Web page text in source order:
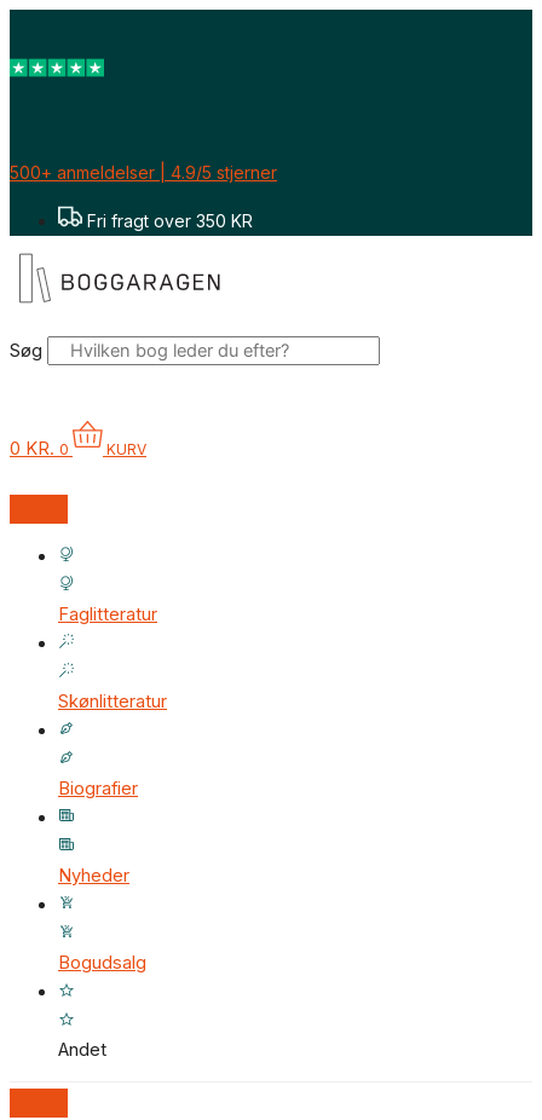
Gå
indholdet
500+ anmeldelser | 4.9/5 stjerner
Fri fragt over 350 KR
Søg
0 KR. 0 KURV
Faglitteratur
Skønlitteratur
Biografier
Nyheder
Bogudsalg
Andet